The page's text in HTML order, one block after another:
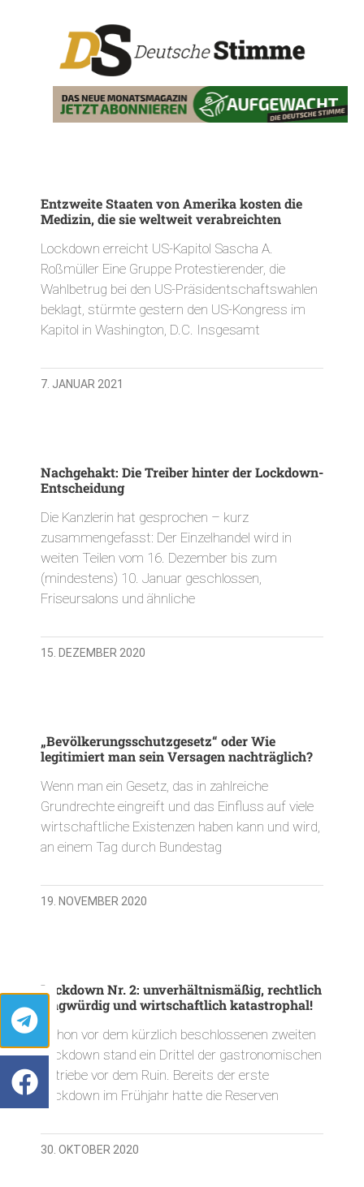
Entzweite Staaten von Amerika kosten die
Medizin, die sie weltweit verabreichten
Lockdown erreicht US-Kapitol Sascha A.
Roßmüller Eine Gruppe Protestierender, die
Wahlbetrug bei den US-Präsidentschaftswahlen
beklagt, stürmte gestern den US-Kongress im
Kapitol in Washington, D.C. Insgesamt
7. JANUAR 2021
Nachgehakt: Die Treiber hinter der Lockdown-
Entscheidung
Die Kanzlerin hat gesprochen – kurz
zusammengefasst: Der Einzelhandel wird in
weiten Teilen vom 16. Dezember bis zum
(mindestens) 10. Januar geschlossen,
Friseursalons und ähnliche
15. DEZEMBER 2020
„Bevölkerungsschutzgesetz“ oder Wie
legitimiert man sein Versagen nachträglich?
Wenn man ein Gesetz, das in zahlreiche
Grundrechte eingreift und das Einfluss auf viele
wirtschaftliche Existenzen haben kann und wird,
an einem Tag durch Bundestag
19. NOVEMBER 2020
Lockdown Nr. 2: unverhältnismäßig, rechtlich
fragwürdig und wirtschaftlich katastrophal!
Schon vor dem kürzlich beschlossenen zweiten
Lockdown stand ein Drittel der gastronomischen
Betriebe vor dem Ruin. Bereits der erste
Lockdown im Frühjahr hatte die Reserven
30. OKTOBER 2020